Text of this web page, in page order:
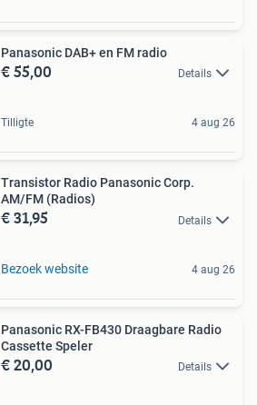
Panasonic DAB+ en FM radio
€ 55,00 Details
Tilligte 4 aug 26
Transistor Radio Panasonic Corp.
AM/FM (Radios)
€ 31,95 Details
Bezoek website 4 aug 26
Panasonic RX-FB430 Draagbare Radio
Cassette Speler
€ 20,00 Details